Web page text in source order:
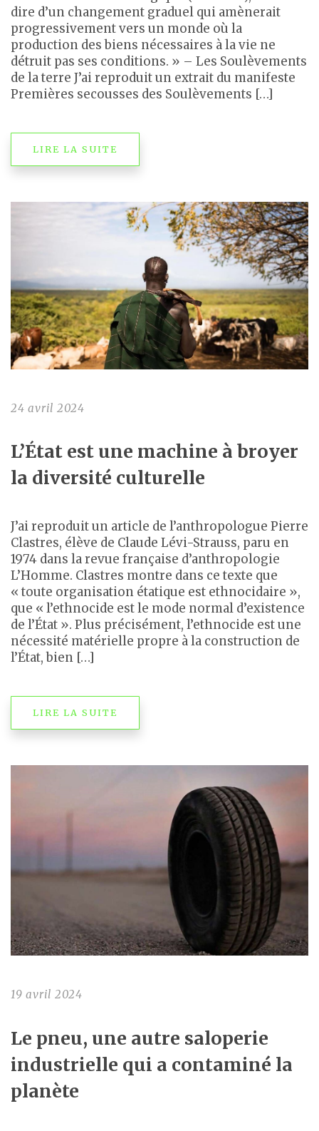
dire d’un changement graduel qui amènerait
progressivement vers un monde où la
production des biens nécessaires à la vie ne
détruit pas ses conditions. » – Les Soulèvements
de la terre J’ai reproduit un extrait du manifeste
Premières secousses des Soulèvements […]
LIRE LA SUITE
24 avril 2024
L’État est une machine à broyer
la diversité culturelle
J’ai reproduit un article de l’anthropologue Pierre
Clastres, élève de Claude Lévi-Strauss, paru en
1974 dans la revue française d’anthropologie
L’Homme. Clastres montre dans ce texte que
« toute organisation étatique est ethnocidaire »,
que « l’ethnocide est le mode normal d’existence
de l’État ». Plus précisément, l’ethnocide est une
nécessité matérielle propre à la construction de
l’État, bien […]
LIRE LA SUITE
19 avril 2024
Le pneu, une autre saloperie
industrielle qui a contaminé la
planète